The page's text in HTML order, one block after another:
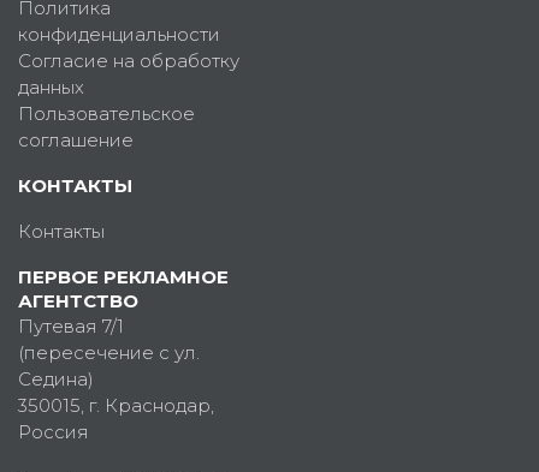
Политика
конфиденциальности
Согласие на обработку
данных
Пользовательское
соглашение
КОНТАКТЫ
Контакты
ПЕРВОЕ РЕКЛАМНОЕ
АГЕНТСТВО
Путевая 7/1
(пересечение с ул.
Седина)
350015, г. Краснодар,
Россия